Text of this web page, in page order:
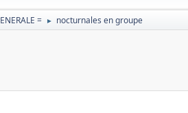
= ► nocturnales en groupe